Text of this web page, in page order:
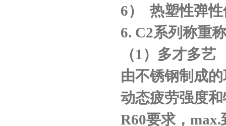
6）
热塑性弹
6. C2系列称重
（1）多才多艺
由不锈钢制成
动态疲劳强度
R60要求， max.